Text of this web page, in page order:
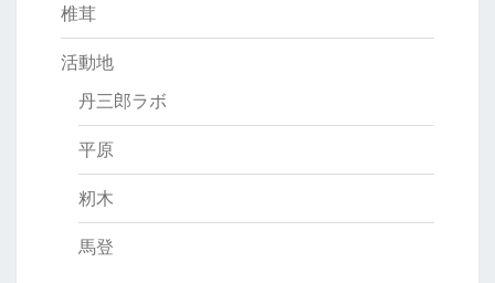
椎茸
活動地
丹三郎ラボ
平原
籾木
馬登